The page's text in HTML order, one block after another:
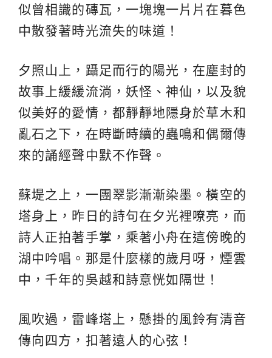
似曾相識的磚瓦，一塊塊一片片在暮色
中散發著時光流失的味道！
夕照山上，躡足而行的陽光，在塵封的
故事上緩緩流淌，妖怪、神仙，以及貌
似美好的愛情，都靜靜地隱身於草木和
亂石之下，在時斷時續的蟲鳴和偶爾傳
來的誦經聲中默不作聲。
蘇堤之上，一團翠影漸漸染墨。橫空的
塔身上，昨日的詩句在夕光裡嘹亮，而
詩人正拍著手掌，乘著小舟在這傍晚的
湖中吟唱。那是什麼樣的歲月呀，煙雲
中，千年的吳越和詩意恍如隔世！
風吹過，雷峰塔上，懸掛的風鈴有清音
傳向四方，扣著遠人的心弦！